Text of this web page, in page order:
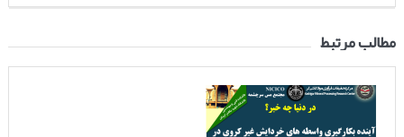
مطالب مرتبط